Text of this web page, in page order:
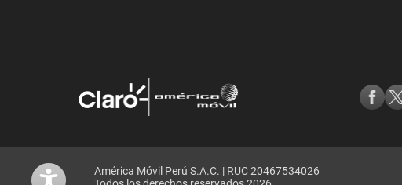
América Móvil Perú S.A.C. | RUC 20467534026